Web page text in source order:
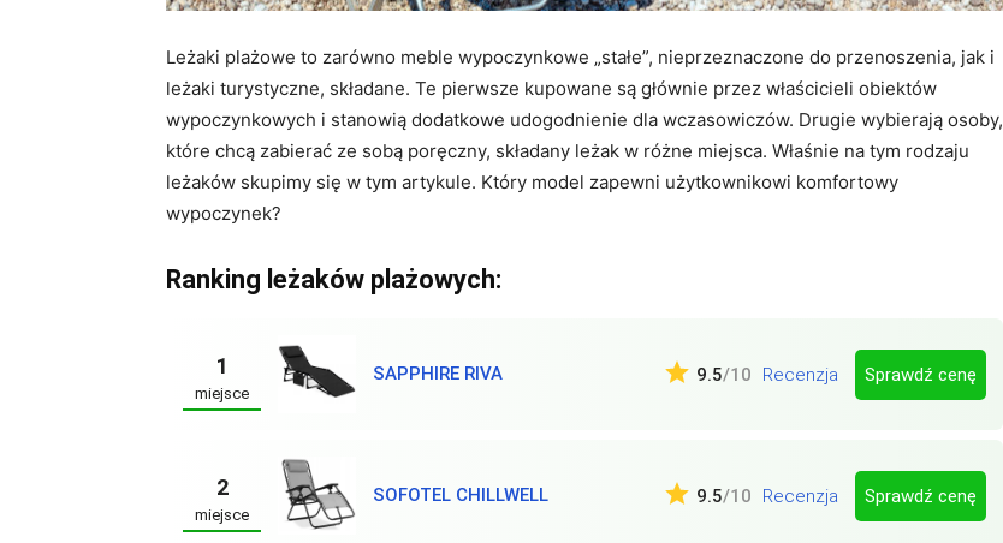
Leżaki plażowe to zarówno meble wypoczynkowe „stałe”, nieprzeznaczone do przenoszenia, jak i
leżaki turystyczne, składane. Te pierwsze kupowane są głównie przez właścicieli obiektów
wypoczynkowych i stanowią dodatkowe udogodnienie dla wczasowiczów. Drugie wybierają osoby,
które chcą zabierać ze sobą poręczny, składany leżak w różne miejsca. Właśnie na tym rodzaju
leżaków skupimy się w tym artykule. Który model zapewni użytkownikowi komfortowy
wypoczynek?
Ranking leżaków plażowych:
1
miejsce
SAPPHIRE RIVA 9.5/10 Recenzja Sprawdź cenę
2
miejsce
SOFOTEL CHILLWELL 9.5/10 Recenzja Sprawdź cenę